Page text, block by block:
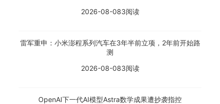
2026-08-083阅读
雷军重申：小米澎程系列汽车在3年半前立项，2年前开始路
测
2026-08-083阅读
OpenAI下一代AI模型Astra数学成果遭抄袭指控